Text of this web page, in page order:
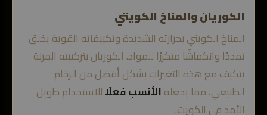
الكوريان والمناخ الكويتي
المناخ الكويتي بحرارته الشديدة وتكييفاته القوية يخلق
تمددًا وانكماشًا متكررًا للمواد. الكوريان بتركيبته المرنة
يتكيف مع هذه التغيرات بشكل أفضل من الرخام
الطبيعي، مما يجعلهالأنسب فعلًاللاستخدام طويل
الأمد في الكويت.